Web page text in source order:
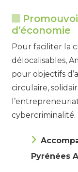
d’économie
Pour faciliter la
délocalisables,
pour objectifs
circulaire,
cybercriminalité.
Pyrénées